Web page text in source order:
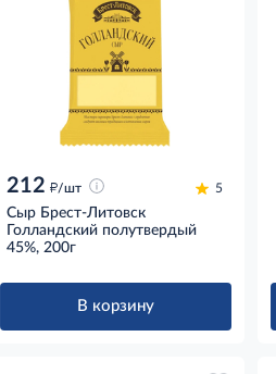
212 д/шт 5
Сыр Брест-Литовск
Голландский полутвердый
45%, 200г
В корзину